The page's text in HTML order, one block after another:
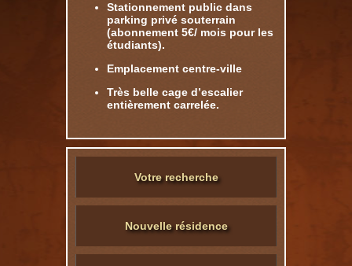
Stationnement public dans
parking privé souterrain
(abonnement 5€/ mois pour les
étudiants).
Emplacement centre-ville
Très belle cage d’escalier
entièrement carrelée.
Votre recherche
Nouvelle résidence